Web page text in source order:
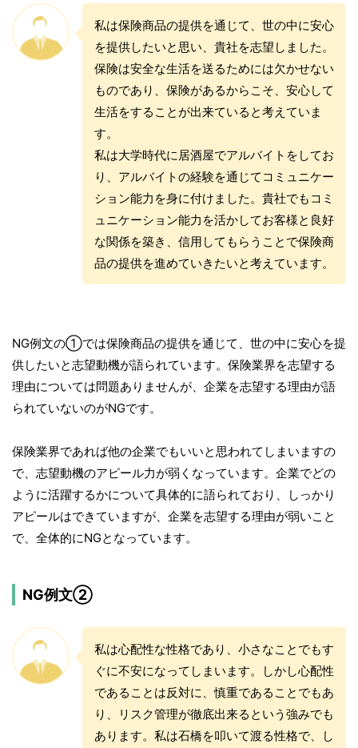
私は保険商品の提供を通じて、世の中に安心
を提供したいと思い、貴社を志望しました。
保険は安全な生活を送るためには欠かせない
ものであり、保険があるからこそ、安心して
生活をすることが出来ていると考えていま
す。
私は大学時代に居酒屋でアルバイトをしてお
り、アルバイトの経験を通じてコミュニケー
ション能力を身に付けました。貴社でもコミ
ュニケーション能力を活かしてお客様と良好
な関係を築き、信用してもらうことで保険商
品の提供を進めていきたいと考えています。
NG例文の①では保険商品の提供を通じて、世の中に安心を提
供したいと志望動機が語られています。保険業界を志望する
理由については問題ありませんが、企業を志望する理由が語
られていないのがNGです。
保険業界であれば他の企業でもいいと思われてしまいますの
で、志望動機のアピール力が弱くなっています。企業でどの
ように活躍するかについて具体的に語られており、しっかり
アピールはできていますが、企業を志望する理由が弱いこと
で、全体的にNGとなっています。
NG例文②
私は心配性な性格であり、小さなことでもす
ぐに不安になってしまいます。しかし心配性
であることは反対に、慎重であることでもあ
り、リスク管理が徹底出来るという強みでも
あります。私は石橋を叩いて渡る性格で、し